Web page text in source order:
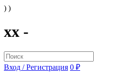
) )
xx -
Вход / Регистрация 0 ₽